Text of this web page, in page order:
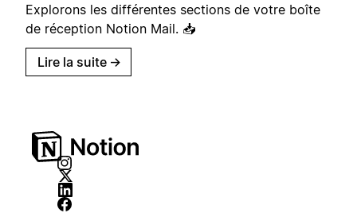
Explorons les différentes sections de votre boîte
de réception Notion Mail. 📥
Lire la suite →